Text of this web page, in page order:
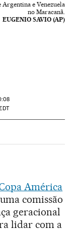
e Venezuela
no Maracanã.
EUGENIO SAVIO (AP)
América
comissão
geracional
lidar com a